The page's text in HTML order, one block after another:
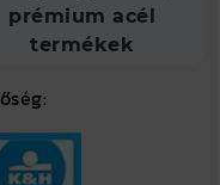
prémium acél
termékek